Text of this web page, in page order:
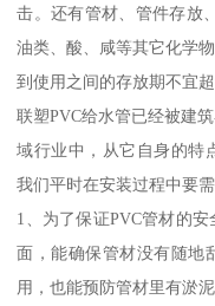
击。还有管材、管件存放
油类、酸、咸等其它化学
到使用之间的存放期不宜超
联塑PVC给水管已经被建
域行业中，从它自身的特
我们平时在安装过程中要
1、为了保证PVC管材的
面，能确保管材没有随地
用，也能预防管材里有淤泥